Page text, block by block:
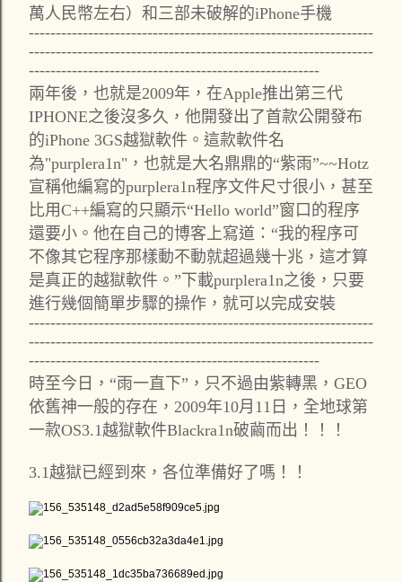
萬人民幣左右）和三部未破解的iPhone手機
----------------------------------------------------------------
----------------------------------------------------------------
------------------------------------------------------
兩年後，也就是2009年，在Apple推出第三代
IPHONE之後沒多久，他開發出了首款公開發布
的iPhone 3GS越獄軟件。這款軟件名
為"purplera1n"，也就是大名鼎鼎的“紫雨”~~Hotz
宣稱他編寫的purplera1n程序文件尺寸很小，甚至
比用C++編寫的只顯示“Hello world”窗口的程序
還要小。他在自己的博客上寫道：“我的程序可
不像其它程序那樣動不動就超過幾十兆，這才算
是真正的越獄軟件。”下載purplera1n之後，只要
進行幾個簡單步驟的操作，就可以完成安裝
----------------------------------------------------------------
----------------------------------------------------------------
------------------------------------------------------
時至今日，“雨一直下”，只不過由紫轉黑，GEO
依舊神一般的存在，2009年10月11日，全地球第
一款OS3.1越獄軟件Blackra1n破繭而出！！！
3.1越獄已經到來，各位準備好了嗎！！